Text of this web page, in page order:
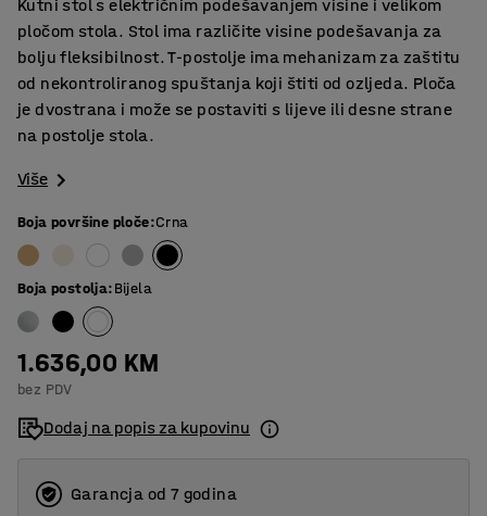
Kutni stol s električnim podešavanjem visine i velikom
pločom stola. Stol ima različite visine podešavanja za
bolju fleksibilnost. T-postolje ima mehanizam za zaštitu
od nekontroliranog spuštanja koji štiti od ozljeda. Ploča
je dvostrana i može se postaviti s lijeve ili desne strane
na postolje stola.
Više
Boja površine ploče:Crna
Boja postolja:Bijela
1.636,00 KM
bez PDV
Dodaj na popis za kupovinu
Garancja od 7 godina